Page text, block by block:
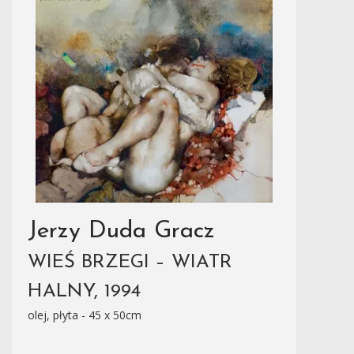
Jerzy Duda Gracz
WIEŚ BRZEGI – WIATR
HALNY, 1994
olej, płyta - 45 x 50cm